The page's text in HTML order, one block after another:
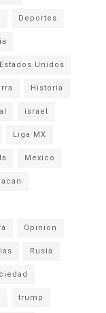
Deportes
Estados Unidos
Historia
israel
Liga MX
México
Opinion
Rusia
trump